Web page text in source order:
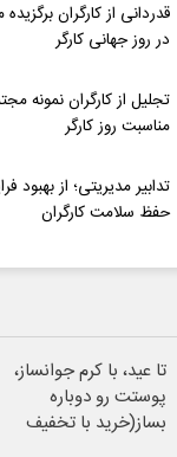
قدردانی از کارگران
در روز جهانی کارگر
تجلیل از کارگران نمونه
مناسبت روز کارگر
تدابیر مدیریتی؛ از بهبود
حفظ سلامت کارگران
تا عید، با کرم جوانساز،
پوستت رو دوباره
بساز(خرید با تخفیف